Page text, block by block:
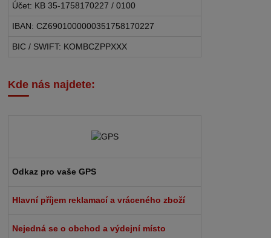
Účet: KB 35-1758170227 / 0100
IBAN: CZ6901000000351758170227
BIC / SWIFT: KOMBCZPPXXX
Kde nás najdete:
Odkaz pro vaše GPS
Hlavní příjem reklamací a vráceného zboží
Nejedná se o obchod a výdejní místo